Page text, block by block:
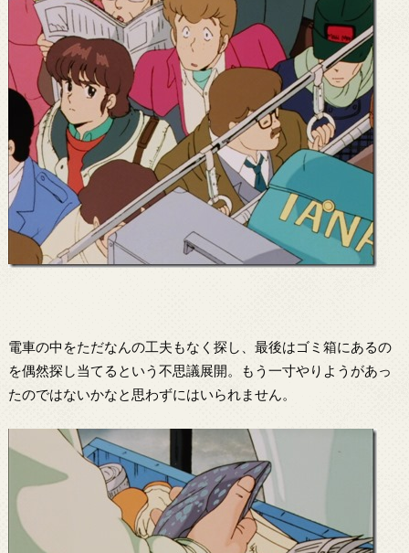
電車の中をただなんの工夫もなく探し、最後はゴミ箱にあるの
を偶然探し当てるという不思議展開。もう一寸やりようがあっ
たのではないかなと思わずにはいられません。